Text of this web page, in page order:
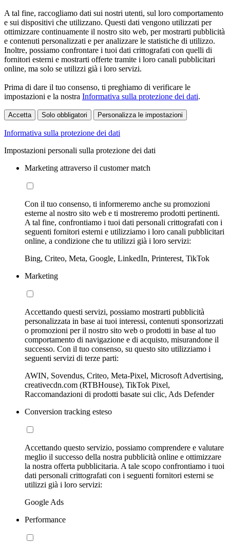
A tal fine, raccogliamo dati sui nostri utenti, sul loro comportamento
e sui dispositivi che utilizzano. Questi dati vengono utilizzati per
ottimizzare continuamente il nostro sito web, per mostrarti pubblicità
e contenuti personalizzati e per analizzare le statistiche di utilizzo.
Inoltre, possiamo confrontare i tuoi dati crittografati con quelli di
fornitori esterni e mostrarti offerte tramite i loro canali pubblicitari
online, ma solo se utilizzi già i loro servizi.
Prima di dare il tuo consenso, ti preghiamo di verificare le
impostazioni e la nostra Informativa sulla protezione dei dati.
Accetta Solo obbligatori Personalizza le impostazioni
Informativa sulla protezione dei dati
Impostazioni personali sulla protezione dei dati
Marketing attraverso il customer match
Con il tuo consenso, ti informeremo anche su promozioni
esterne al nostro sito web e ti mostreremo prodotti pertinenti.
A tal fine, confrontiamo i tuoi dati personali crittografati con i
seguenti fornitori esterni e utilizziamo i loro canali pubblicitari
online, a condizione che tu utilizzi già i loro servizi:
Bing, Criteo, Meta, Google, LinkedIn, Printerest, TikTok
Marketing
Accettando questi servizi, possiamo mostrarti pubblicità
personalizzata in base ai tuoi interessi, contenuti sponsorizzati
o promozioni per il nostro sito web o prodotti in base al tuo
comportamento di navigazione e di acquisto, misurandone il
successo. Con il tuo consenso, su questo sito utilizziamo i
seguenti servizi di terze parti:
AWIN, Sovendus, Criteo, Meta-Pixel, Microsoft Advertising,
creativecdn.com (RTBHouse), TikTok Pixel,
Raccomandazioni di prodotti basate sui clic, Ads Defender
Conversion tracking esteso
Accettando questo servizio, possiamo comprendere e valutare
meglio il successo della nostra pubblicità online e ottimizzare
la nostra offerta pubblicitaria. A tale scopo confrontiamo i tuoi
dati personali crittografati con i seguenti fornitori esterni se
utilizzi già i loro servizi:
Google Ads
Performance